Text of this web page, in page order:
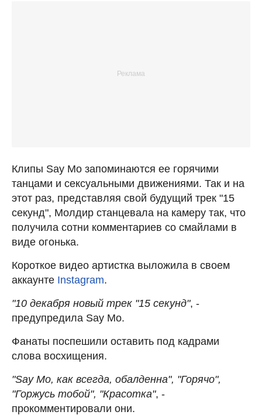
Клипы Say Mo запоминаются ее горячими
танцами и сексуальными движениями. Так и на
этот раз, представляя свой будущий трек "15
секунд", Молдир станцевала на камеру так, что
получила сотни комментариев со смайлами в
виде огонька.
Короткое видео артистка выложила в своем
аккаунте Instagram.
"10 декабря новый трек "15 секунд", -
предупредила Say Mo.
Фанаты поспешили оставить под кадрами
слова восхищения.
"Say Mo, как всегда, обалденна", "Горячо",
"Горжусь тобой", "Красотка", -
прокомментировали они.